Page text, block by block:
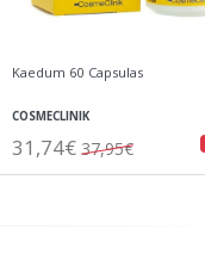
Kaedum 60 Capsulas
COSMECLINIK
31,74€ 37,95€